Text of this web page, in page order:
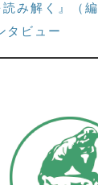
み解く』（編
タビュー